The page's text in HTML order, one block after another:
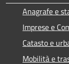
Anagrafe e
Imprese e
Catasto e
Mobilità e